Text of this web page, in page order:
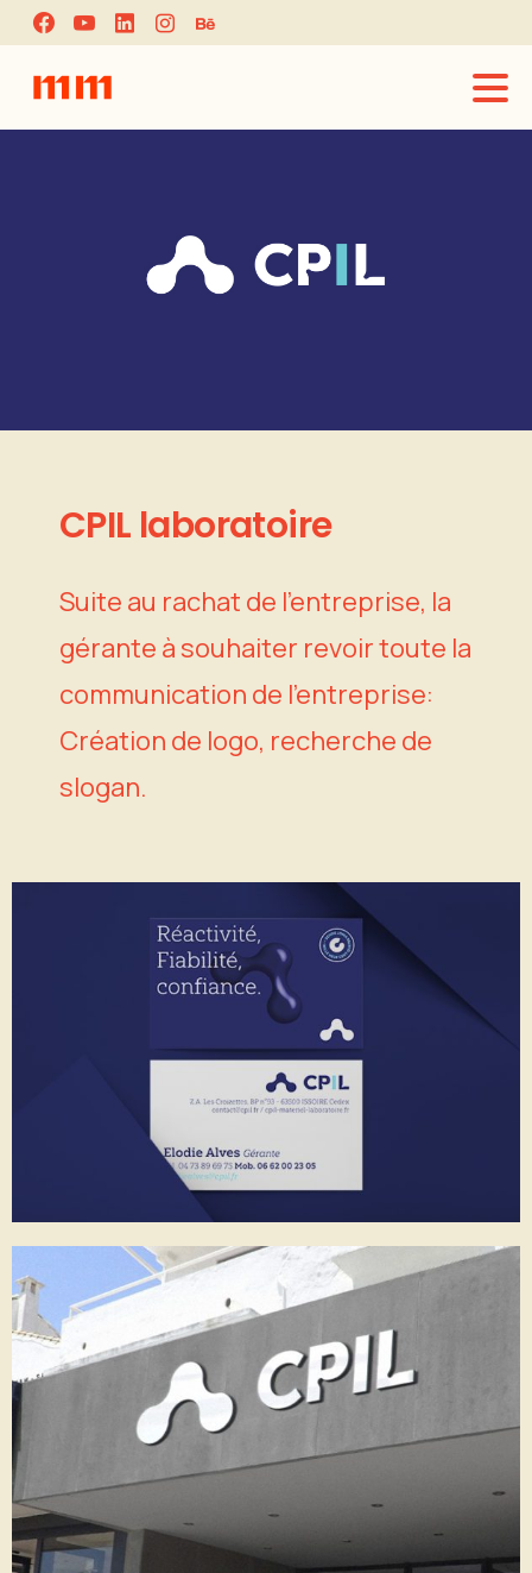
CPIL laboratoire
Suite au rachat de l’entreprise, la
gérante à souhaiter revoir toute la
communication de l’entreprise:
Création de logo, recherche de
slogan.